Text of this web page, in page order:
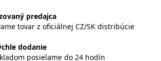
predajca
tovar z oficiálnej CZ/SK distribúcie
dodanie
posielame do 24 hodín